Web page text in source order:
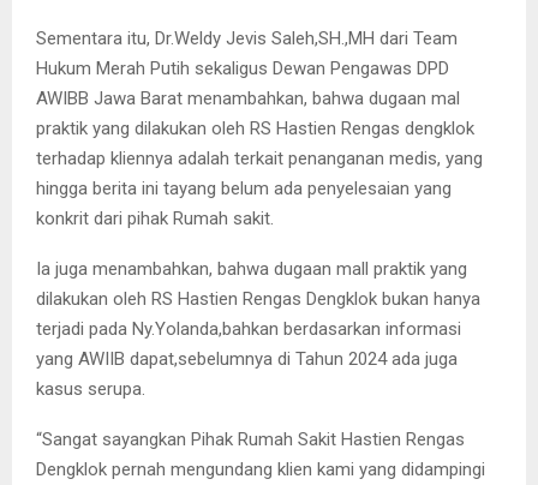
Sementara itu, Dr.Weldy Jevis Saleh,SH.,MH dari Team
Hukum Merah Putih sekaligus Dewan Pengawas DPD
AWIBB Jawa Barat menambahkan, bahwa dugaan mal
praktik yang dilakukan oleh RS Hastien Rengas dengklok
terhadap kliennya adalah terkait penanganan medis, yang
hingga berita ini tayang belum ada penyelesaian yang
konkrit dari pihak Rumah sakit.
Ia juga menambahkan, bahwa dugaan mall praktik yang
dilakukan oleh RS Hastien Rengas Dengklok bukan hanya
terjadi pada Ny.Yolanda,bahkan berdasarkan informasi
yang AWIIB dapat,sebelumnya di Tahun 2024 ada juga
kasus serupa.
“Sangat sayangkan Pihak Rumah Sakit Hastien Rengas
Dengklok pernah mengundang klien kami yang didampingi